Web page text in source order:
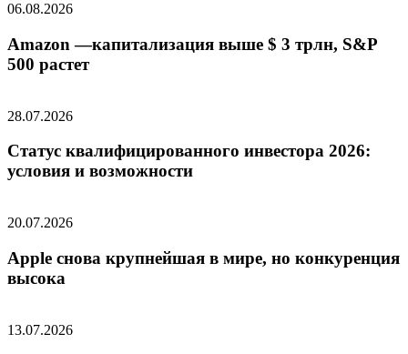
06.08.2026
Amazon —капитализация выше $ 3 трлн, S&P
500 растет
28.07.2026
Статус квалифицированного инвестора 2026:
условия и возможности
20.07.2026
Apple снова крупнейшая в мире, но конкуренция
высока
13.07.2026